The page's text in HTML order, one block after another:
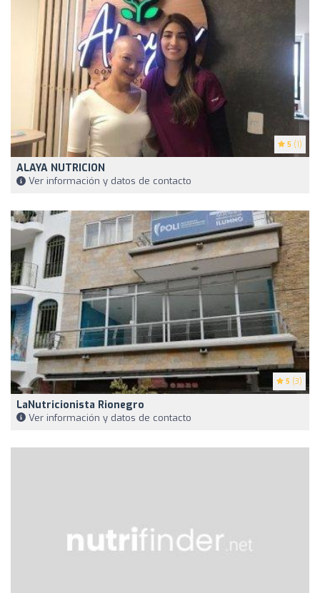
5 (1)
ALAYA NUTRICION
Ver información y datos de contacto
5 (3)
LaNutricionista Rionegro
Ver información y datos de contacto